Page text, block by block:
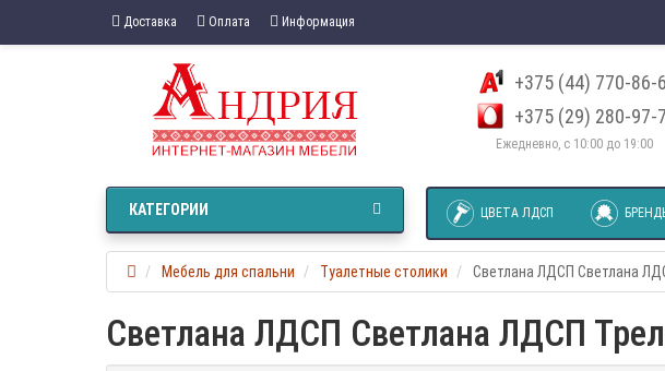
Доставка Оплата Информация
+375 (44) 770-86-
+375 (29) 280-97-
Ежедневно, с 10:00 до 19:00
ЦВЕТА ЛДСП
КАТЕГОРИИ
Мебель для спальни Туалетные столики Светлана ЛДСП Светлана
Светлана ЛДСП Светлана ЛДСП